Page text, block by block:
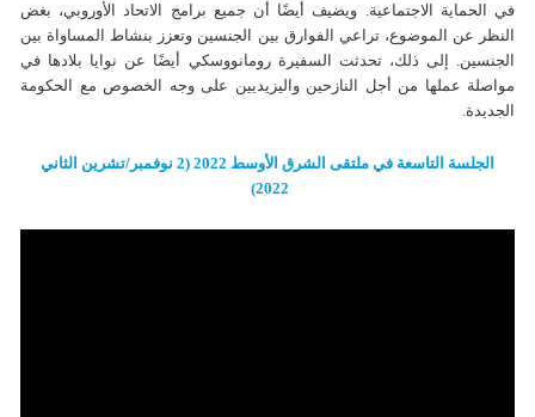
في الحماية الاجتماعية. ويضيف أيضًا أن جميع برامج الاتحاد الأوروبي، بغض
النظر عن الموضوع، تراعي الفوارق بين الجنسين وتعزز بنشاط المساواة بين
الجنسين. إلى ذلك، تحدثت السفيرة رومانووسكي أيضًا عن نوايا بلادها في
مواصلة عملها من أجل النازحين واليزيديين على وجه الخصوص مع الحكومة
الجديدة.
الجلسة التاسعة في ملتقی الشرق الأوسط 2022 (2 نوفمبر/تشرین الثاني
2022)